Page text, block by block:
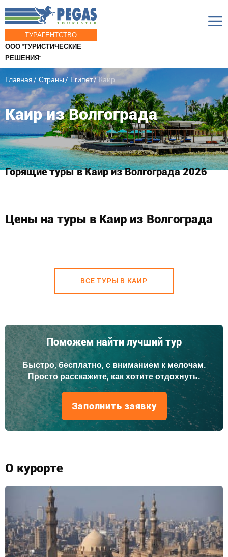
ТУРАГЕНТСТВО
ООО "ТУРИСТИЧЕСКИЕ
РЕШЕНИЯ"
Главная Страны Египет Каир
Каир из Волгограда
Горящие туры в Каир из Волгограда 2026
Цены на туры в Каир из Волгограда
ВСЕ ТУРЫ В КАИР
Поможем найти лучший тур
Быстро, бесплатно, с вниманием к мелочам.
Просто расскажите, как хотите отдохнуть.
Заполнить заявку
О курорте